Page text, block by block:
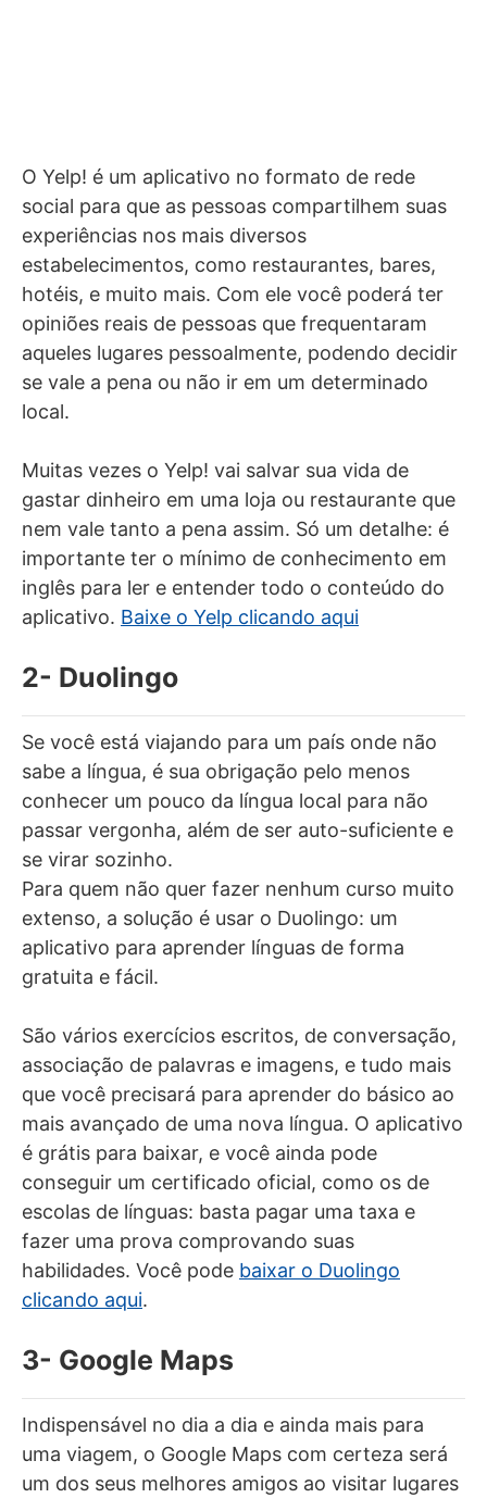
O Yelp! é um aplicativo no formato de rede
social para que as pessoas compartilhem suas
experiências nos mais diversos
estabelecimentos, como restaurantes, bares,
hotéis, e muito mais. Com ele você poderá ter
opiniões reais de pessoas que frequentaram
aqueles lugares pessoalmente, podendo decidir
se vale a pena ou não ir em um determinado
local.
Muitas vezes o Yelp! vai salvar sua vida de
gastar dinheiro em uma loja ou restaurante que
nem vale tanto a pena assim. Só um detalhe: é
importante ter o mínimo de conhecimento em
inglês para ler e entender todo o conteúdo do
aplicativo. Baixe o Yelp clicando aqui
2- Duolingo
Se você está viajando para um país onde não
sabe a língua, é sua obrigação pelo menos
conhecer um pouco da língua local para não
passar vergonha, além de ser auto-suficiente e
se virar sozinho.
Para quem não quer fazer nenhum curso muito
extenso, a solução é usar o Duolingo: um
aplicativo para aprender línguas de forma
gratuita e fácil.
São vários exercícios escritos, de conversação,
associação de palavras e imagens, e tudo mais
que você precisará para aprender do básico ao
mais avançado de uma nova língua. O aplicativo
é grátis para baixar, e você ainda pode
conseguir um certificado oficial, como os de
escolas de línguas: basta pagar uma taxa e
fazer uma prova comprovando suas
habilidades. Você pode baixar o Duolingo
clicando aqui.
3- Google Maps
Indispensável no dia a dia e ainda mais para
uma viagem, o Google Maps com certeza será
um dos seus melhores amigos ao visitar lugares